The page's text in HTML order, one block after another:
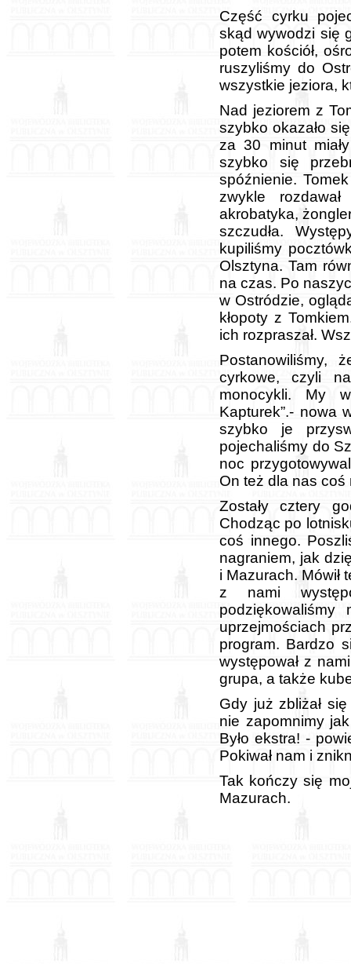
Część cyrku
skąd wywodzi się
potem kościół,
ruszyliśmy do
wszystkie jeziora,
Nad jeziorem z
szybko okazało
za 30 minut
szybko się
spóźnienie.
zwykle
akrobatyka,
szczudła.
kupiliśmy
Olsztyna. Tam
na czas. Po
w Ostródzie,
kłopoty z
ich rozpraszał.
Postanowiliśmy,
cyrkowe, czyli
monocykli. My
Kapturek”.- nowa
szybko je
pojechaliśmy do
noc
On też dla nas coś
Zostały cztery
Chodząc po
coś innego.
nagraniem, jak
i Mazurach. Mówił
z nami
uprzejmościach
program. Bardzo
występował z
grupa, a także
Gdy już zbliżał
nie zapomnimy
Było ekstra! -
Pokiwał nam i
Tak kończy się
Mazurach.